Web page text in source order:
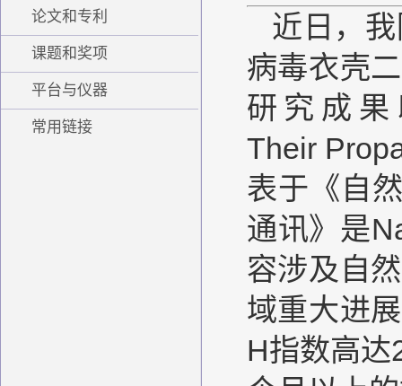
论文和专利
课题和奖项
平台与仪器
常用链接
近日，
病毒衣壳
研究成果
Their
表于《自
通讯》是
容涉及自
域重大进
H指数高